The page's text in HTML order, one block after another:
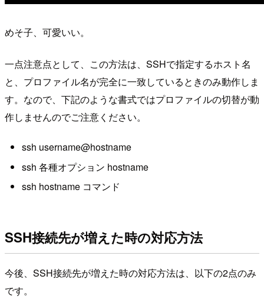
めそ子、可愛いい。
一点注意点として、この方法は、SSHで指定するホスト名
と、プロファイル名が完全に一致しているときのみ動作しま
す。なので、下記のような書式ではプロファイルの切替が動
作しませんのでご注意ください。
ssh username@hostname
ssh 各種オプション hostname
ssh hostname コマンド
SSH接続先が増えた時の対応方法
今後、SSH接続先が増えた時の対応方法は、以下の2点のみ
です。